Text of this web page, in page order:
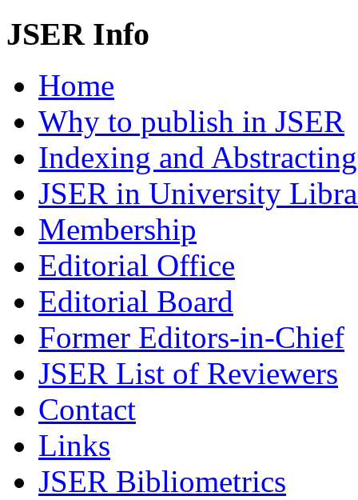
JSER Info
Home
Why to publish in JSER
Indexing and Abstracting
JSER in University
Membership
Editorial Office
Editorial Board
Former Editors-in-Chief
JSER List of Reviewers
Contact
Links
JSER Bibliometrics